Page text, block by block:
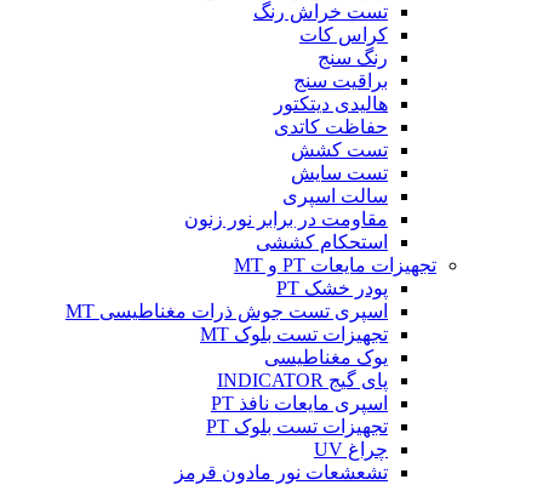
تست خراش رنگ
کراس کات
رنگ سنج
براقیت سنج
هالیدی دیتکتور
حفاظت کاتدی
تست کشش
تست سایش
سالت اسپری
مقاومت در برابر نور زنون
استحکام کششی
تجهیزات مایعات PT و MT
پودر خشک PT
اسپری تست جوش ذرات مغناطیسی MT
تجهیزات تست بلوک MT
یوک مغناطیسی
پای گیج INDICATOR
اسپری مایعات نافذ PT
تجهیزات تست بلوک PT
چراغ UV
تشعشعات نور مادون قرمز